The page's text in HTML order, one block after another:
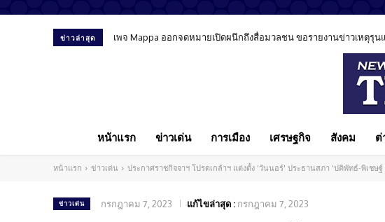
ข่าวล่าสุด เพจ Mappa ออกจดหมายเปิดผนึกถึงสื่อมวลชน ขอรายงานข่าวเหตุรุ
หน้าแรก ข่าวเด่น การเมือง เศรษฐกิจ สังคม ต่
หน้าแรก ข่าวเด่น ประกาศราชกิจจาฯ โปรดเกล้าฯ แต่งตั้ง 'วันนอร์' ประธานสภา 'ปดิพัทธ์-พิเชษ
ข่าวเด่น กรกฎาคม 7, 2023 แก้ไขล่าสุด : กรกฎาคม 7, 2023